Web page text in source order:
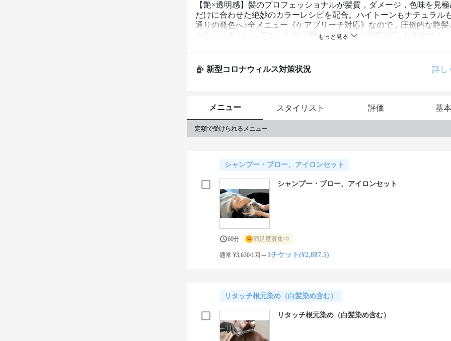
【艶×透明感】髪のプロフェッショナルが髪質，ダメージ，色味を見
だけに合わせた絶妙のカラーレシピを配合。ハイトーンもナチュラル
通りの発色へ♪全メニュー《ケアブリーチ対応》なので，圧倒的な艶
の良いうるおいヘアをご提供◎最旬トレンドは“MIRYI”におまかせ！
新型コロナウィルス対策状況 詳し
メニュー スタイリスト 評価 基
定額で受けられるメニュー
シャンプー・ブロー、アイロンセット
シャンプー・ブロー、アイロンセット
60分 満足度募集中
通常 ¥3,630/1回 → 1チケット(¥2,887.5)
リタッチ根元染め（白髪染め含む）
リタッチ根元染め（白髪染め含む）